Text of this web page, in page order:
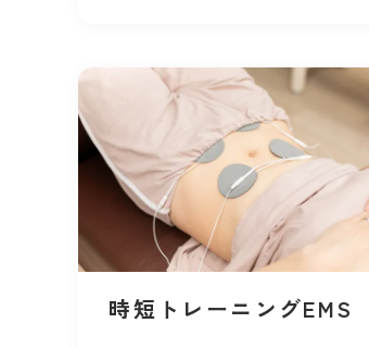
時短トレーニングEMS